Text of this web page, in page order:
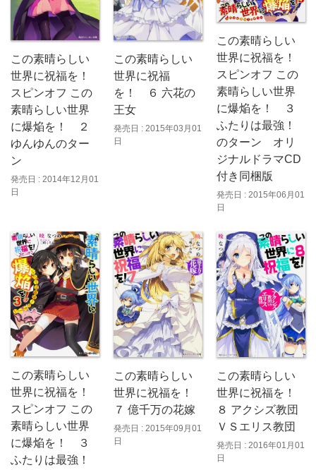
この素晴らしい
世界に祝福を！
スピンオフ この
素晴らしい世界
に爆焔を！ ２
ゆんゆんのター
ン
発売日 : 2014年12月01
日
この素晴らしい
世界に祝福
を！ ６ 六花の
王女
発売日 : 2015年03月01
日
この素晴らしい
世界に祝福を！
スピンオフ この
素晴らしい世界
に爆焔を！ ３
ふたりは最強！
のターン オリ
ジナルドラマCD
付き同梱版
発売日 : 2015年06月01
日
この素晴らしい
世界に祝福を！
スピンオフ この
素晴らしい世界
に爆焔を！ ３
ふたりは最強！
この素晴らしい
世界に祝福を！
７ 億千万の花嫁
発売日 : 2015年09月01
日
この素晴らしい
世界に祝福を！
８ アクシズ教団
ＶＳエリス教団
発売日 : 2016年01月01
日